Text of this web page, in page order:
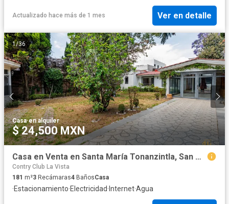
Actualizado hace más de 1 mes Ver en detalle
1/36
Casa·en alquiler
$ 24,500 MXN
Casa en Venta en Santa María Tonanzintla, San Andrés Cholula, Puebla
Contry Club La Vista
181 m²3 Recámaras4 BañosCasa
·Estacionamiento·Electricidad· Internet·Agua